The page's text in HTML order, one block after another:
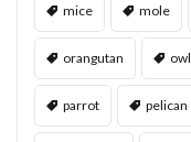
mice mole
orangutan owl
parrot pelican